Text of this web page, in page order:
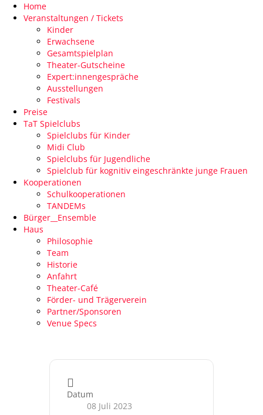
Home
Veranstaltungen / Tickets
Kinder
Erwachsene
Gesamtspielplan
Theater-Gutscheine
Expert:innengespräche
Ausstellungen
Festivals
Preise
TaT Spielclubs
Spielclubs für Kinder
Midi Club
Spielclubs für Jugendliche
Spielclub für kognitiv eingeschränkte junge Frauen
Kooperationen
Schulkooperationen
TANDEMs
Bürger__Ensemble
Haus
Philosophie
Team
Historie
Anfahrt
Theater-Café
Förder- und Trägerverein
Partner/Sponsoren
Venue Specs
Datum
08 Juli 2023